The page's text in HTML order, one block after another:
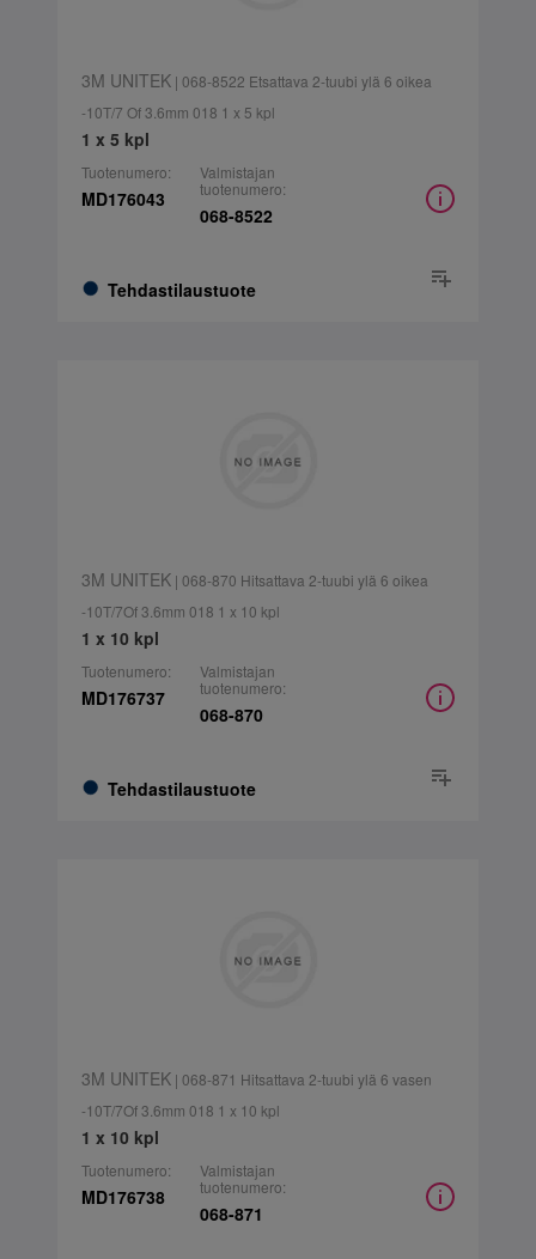
3M UNITEK| 068-8522 Etsattava 2-tuubi ylä 6 oikea
-10T/7 Of 3.6mm 018 1 x 5 kpl
1 x 5 kpl
Tuotenumero:
MD176043
Tehdastilaustuote
Valmistajan
tuotenumero:
068-8522
3M UNITEK| 068-870 Hitsattava 2-tuubi ylä 6 oikea
-10T/7Of 3.6mm 018 1 x 10 kpl
1 x 10 kpl
Tuotenumero:
MD176737
Tehdastilaustuote
Valmistajan
tuotenumero:
068-870
3M UNITEK| 068-871 Hitsattava 2-tuubi ylä 6 vasen
-10T/7Of 3.6mm 018 1 x 10 kpl
1 x 10 kpl
Tuotenumero:
MD176738
Valmistajan
tuotenumero:
068-871